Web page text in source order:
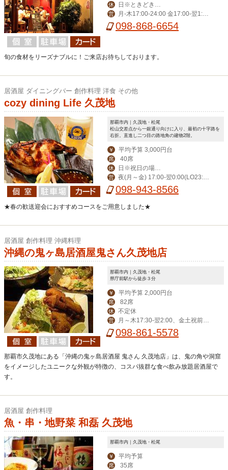
休
曜日
営
月-木17:00-24:00 金17:00-翌1:00
土15:00-翌1:00
098-868-6654
旬の食材をリーズナブルに！ご来店お待ちしております。
居酒屋 ダイニングバー 創作料理 洋食 その他
cozy dining Life 久茂地
那覇市内｜久茂地・松尾
松山交差点から一銀通り向けに入り、最初の十字路を
右折。直進し二つ目の路地角の建物2階。
￥ 平均予算 3,000円台
席 40席
休
営業。月曜振替休。
営
夜(月～金) 17:00-翌0:00(LO23:3
0) (土)-翌1:00(LO翌0:30) 昼(月～金) 1
098-943-8566
★春の歓送迎会におすすめコースをご用意しました★
居酒屋 創作料理 沖縄料理
沖縄の鬼ヶ島居酒屋鬼さん久茂地店
那覇市内｜久茂地・松尾
県庁前駅から徒歩３分
￥ 平均予算 2,000円台
席 82席
休 不定休
営
月～木17:30-翌2:00、金土祝前17:
00-翌3:00（LO翌2:30）
098-861-5578
那覇市久茂地にある「沖縄の鬼ヶ島居酒屋 鬼さん 久茂地店」は、鬼の角や洞窟
をイメージしたユニークな外観が特徴の、コスパ抜群な食べ飲み放題居酒屋で
す。
居酒屋 創作料理
魚・串・地野菜 和磊 久茂地
那覇市内｜久茂地・松尾
￥ 平均予算
席 35席